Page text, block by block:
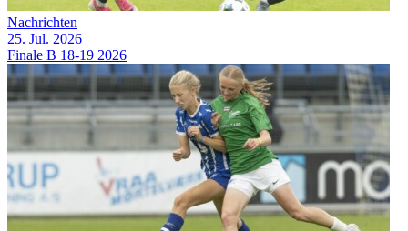
Nachrichten
25. Jul. 2026
Finale B 18-19 2026